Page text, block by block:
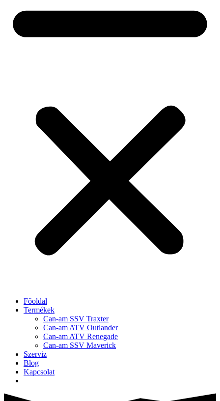
Főoldal
Termékek
Can-am SSV Traxter
Can-am ATV Outlander
Can-am ATV Renegade
Can-am SSV Maverick
Szerviz
Blog
Kapcsolat